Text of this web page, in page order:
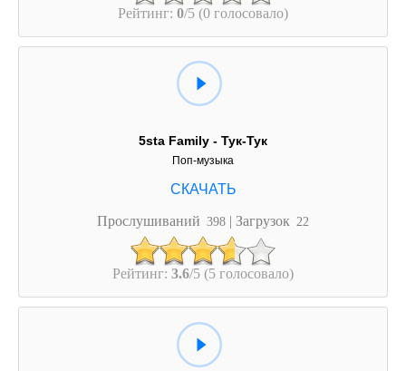
Рейтинг: 0/5 (0 голосовало)
5sta Family - Тук-Тук
Поп-музыка
Прослушиваний 398 | Загрузок 22
Рейтинг: 3.6/5 (5 голосовало)